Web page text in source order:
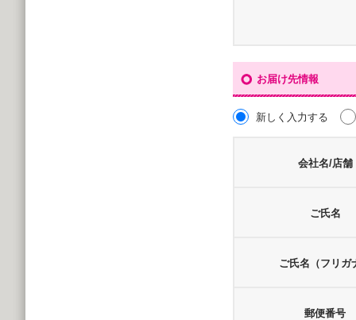
お届け先情報
新しく入力する
会社名/店舗
ご氏名
ご氏名（フリガ
郵便番号